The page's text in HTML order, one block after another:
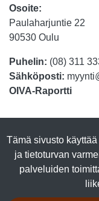
Tämä sivusto
ja tietoturvan
palveluiden
Osoite:
Paulaharjuntie 22
90530 Oulu
Puhelin: (08) 311
Sähköposti:
OIVA-Raportti
Tuotteet
Luomutuotteet
Lihasäilykkeet
Marjajalosteet